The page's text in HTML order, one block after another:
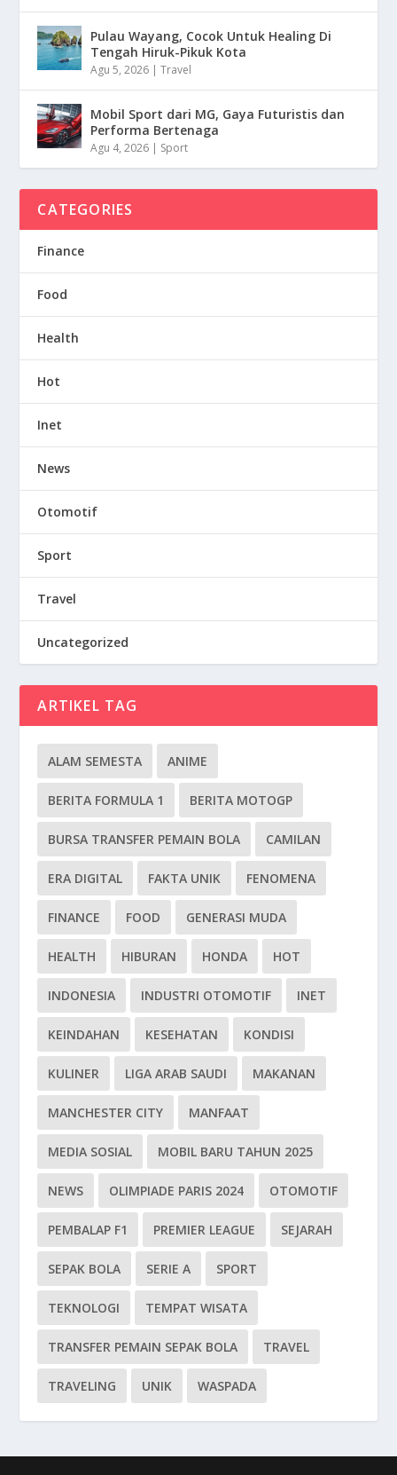
Pulau Wayang, Cocok Untuk Healing Di
Tengah Hiruk-Pikuk Kota
Agu 5, 2026 |Travel
Mobil Sport dari MG, Gaya Futuristis dan
Performa Bertenaga
Agu 4, 2026 | Sport
CATEGORIES
Finance
Food
Health
Hot
Inet
News
Otomotif
Sport
Travel
Uncategorized
ARTIKEL TAG
ALAM SEMESTA ANIME
BERITA FORMULA 1 BERITA MOTOGP
BURSA TRANSFER PEMAIN BOLA CAMILAN
ERA DIGITAL FAKTA UNIK FENOMENA
FINANCE FOOD GENERASI MUDA
HEALTH HIBURAN HONDA HOT
INDONESIA INDUSTRI OTOMOTIF INET
KEINDAHAN KESEHATAN KONDISI
KULINER LIGA ARAB SAUDI MAKANAN
MANCHESTER CITY MANFAAT
MEDIA SOSIAL MOBIL BARU TAHUN 2025
NEWS OLIMPIADE PARIS 2024 OTOMOTIF
PEMBALAP F1 PREMIER LEAGUE SEJARAH
SEPAK BOLA SERIE A SPORT
TEKNOLOGI TEMPAT WISATA
TRANSFER PEMAIN SEPAK BOLA TRAVEL
TRAVELING UNIK WASPADA